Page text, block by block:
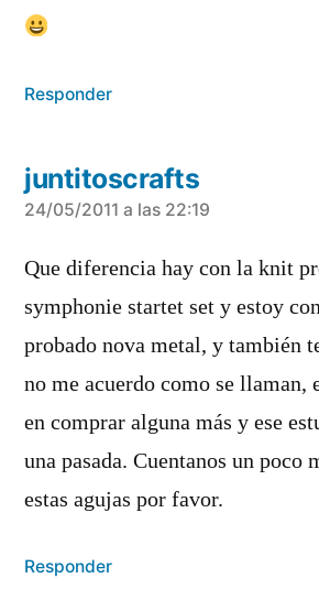
Responder
juntitoscrafts
dice:
24/05/2011 a las 22:19
Que diferencia hay con la knit
symphonie startet set y estoy
probado nova metal, y también
no me acuerdo como se llaman,
en comprar alguna más y ese
una pasada. Cuentanos un poco
estas agujas por favor.
Responder